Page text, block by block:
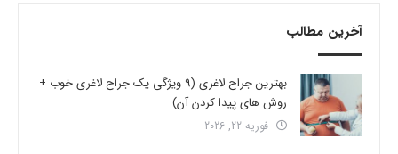
آخرین مطالب
بهترین جراح لاغری (9 ویژگی یک جراح لاغری خوب +
روش های پیدا کردن آن)
فوریه 22, 2026